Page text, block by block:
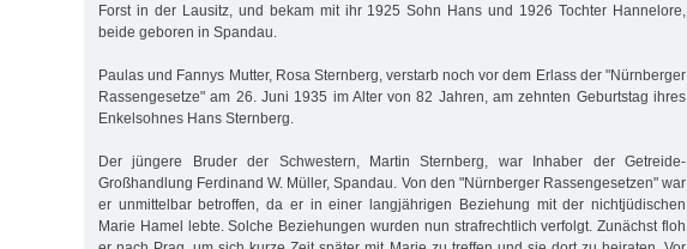
Forst in der Lausitz, und bekam mit ihr 1925 Sohn Hans und 1926 Tochter Hannelore,
beide geboren in Spandau.
Paulas und Fannys Mutter, Rosa Sternberg, verstarb noch vor dem Erlass der "Nürnberger
Rassengesetze" am 26. Juni 1935 im Alter von 82 Jahren, am zehnten Geburtstag ihres
Enkelsohnes Hans Sternberg.
Der jüngere Bruder der Schwestern, Martin Sternberg, war Inhaber der Getreide-
Großhandlung Ferdinand W. Müller, Spandau. Von den "Nürnberger Rassengesetzen" war
er unmittelbar betroffen, da er in einer langjährigen Beziehung mit der nichtjüdischen
Marie Hamel lebte. Solche Beziehungen wurden nun strafrechtlich verfolgt. Zunächst floh